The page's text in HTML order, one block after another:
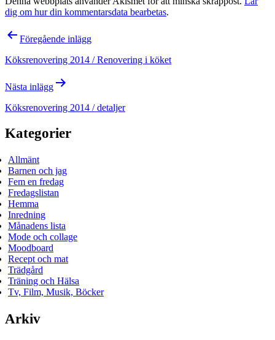
dig om hur din kommentarsdata bearbetas.
Inläggsnavigering
Föregående inlägg
Köksrenovering 2014 / Renovering i köket
Nästa inlägg
Köksrenovering 2014 / detaljer
Kategorier
Allmänt
Barnen och jag
Fem en fredag
Fredagslistan
Hemma
Inredning
Månadens lista
Mode och collage
Moodboard
Recept och mat
Trädgård
Träning och Hälsa
Tv, Film, Musik, Böcker
Arkiv